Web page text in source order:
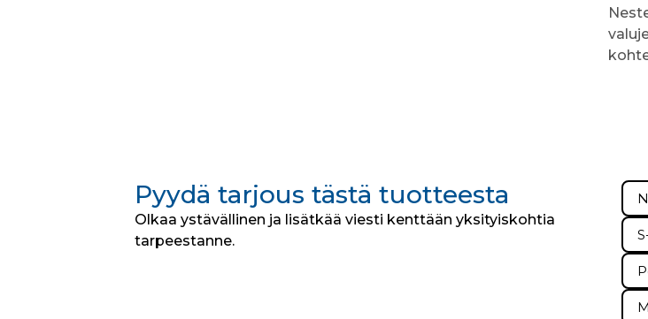
Pyydä tarjous tästä tuotteesta
Olkaa ystävällinen ja lisätkää viesti kenttään yksityiskohtia
tarpeestanne.